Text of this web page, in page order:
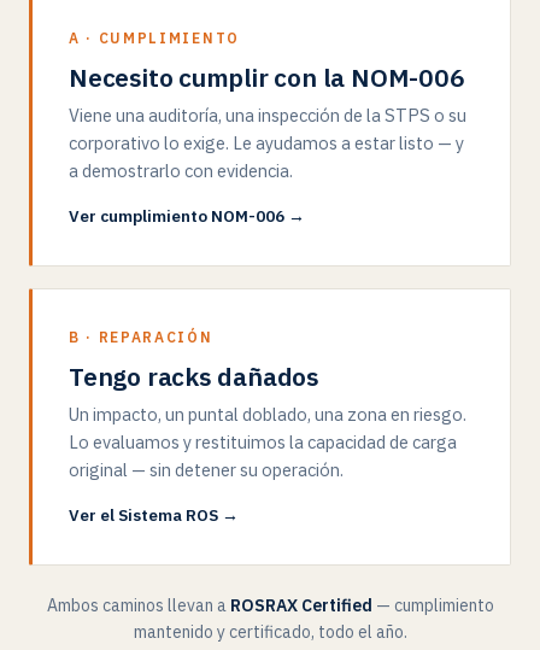
A · CUMPLIMIENTO
Necesito cumplir con la NOM-006
Viene una auditoría, una inspección de la STPS o su
corporativo lo exige. Le ayudamos a estar listo — y
a demostrarlo con evidencia.
Ver cumplimiento NOM-006 →
B · REPARACIÓN
Tengo racks dañados
Un impacto, un puntal doblado, una zona en riesgo.
Lo evaluamos y restituimos la capacidad de carga
original — sin detener su operación.
Ver el Sistema ROS →
Ambos caminos llevan a ROSRAX Certified — cumplimiento
mantenido y certificado, todo el año.